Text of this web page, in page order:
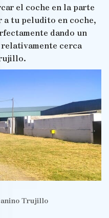
el coche en la parte
tu peludito en coche,
dando un
cerca
Trujillo